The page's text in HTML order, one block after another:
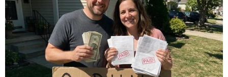
Meta bồi thường gần 600 triệu USD
vì gây tổn hại sức khỏe tâm thần trẻ
em
07/08/2026 04:28